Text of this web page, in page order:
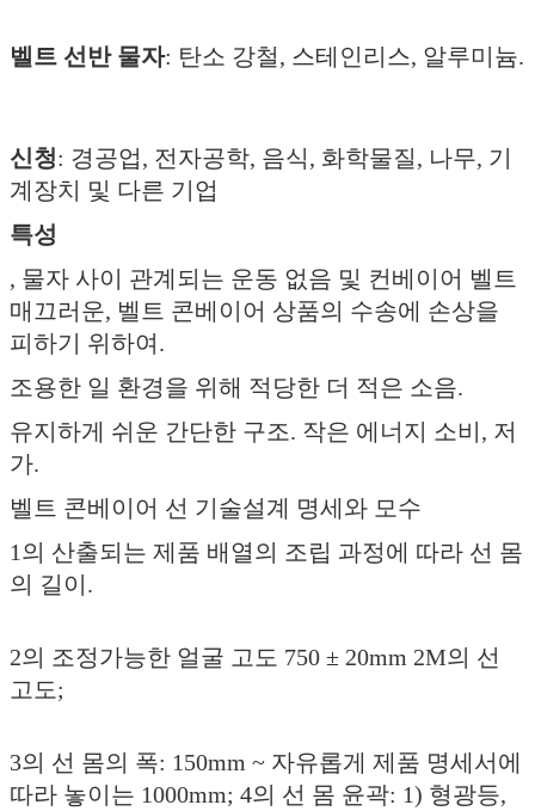
벨트 선반 물자: 탄소 강철, 스테인리스, 알루미늄.
신청: 경공업, 전자공학, 음식, 화학물질, 나무, 기
계장치 및 다른 기업
특성
, 물자 사이 관계되는 운동 없음 및 컨베이어 벨트
매끄러운, 벨트 콘베이어 상품의 수송에 손상을
피하기 위하여.
조용한 일 환경을 위해 적당한 더 적은 소음.
유지하게 쉬운 간단한 구조. 작은 에너지 소비, 저
가.
벨트 콘베이어 선 기술설계 명세와 모수
1의 산출되는 제품 배열의 조립 과정에 따라 선 몸
의 길이.
2의 조정가능한 얼굴 고도 750 ± 20mm 2M의 선
고도;
3의 선 몸의 폭: 150mm ~ 자유롭게 제품 명세서에
따라 놓이는 1000mm; 4의 선 몸 윤곽: 1) 형광등,